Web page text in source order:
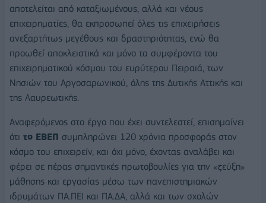
αποτελείται από καταξιωμένους, αλλά και νέους
επιχειρηματίες, θα εκπροσωπεί όλες τις επιχειρήσεις
ανεξαρτήτως μεγέθους και δραστηριότητας, ενώ θα
προωθεί αποκλειστικά και μόνο τα συμφέροντα του
επιχειρηματικού κόσμου του ευρύτερου Πειραιά, των
Νησιών του Αργοσαρωνικού, όλης της Δυτικής Αττικής και
της Λαυρεωτικής.
Αναφερόμενος στο έργο που έχει συντελεστεί, επισημαίνει
ότι το ΕΒΕΠ συμπληρώνει 120 χρόνια προσφοράς στον
κόσμο του επιχειρείν, και όχι μόνο, έχοντας αναλάβει και
φέρει σε πέρας σημαντικές πρωτοβουλίες για την «ζεύξη»
μάθησης και εργασίας μέσω των πανεπιστημιακών
ιδρυμάτων ΠΑ.ΠΕΙ και ΠΑ.ΔΑ, αλλά και των σχολών